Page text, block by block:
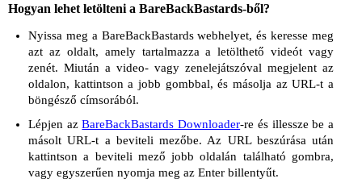
Hogyan lehet letölteni a BareBackBastards-ből?
Nyissa meg a BareBackBastards webhelyet, és keresse meg
azt az oldalt, amely tartalmazza a letölthető videót vagy
zenét. Miután a video- vagy zenelejátszóval megjelent az
oldalon, kattintson a jobb gombbal, és másolja az URL-t a
böngésző címsorából.
Lépjen azBareBackBastards Downloader-re és illessze be a
másolt URL-t a beviteli mezőbe. Az URL beszúrása után
kattintson a beviteli mező jobb oldalán található gombra,
vagy egyszerűen nyomja meg az Enter billentyűt.